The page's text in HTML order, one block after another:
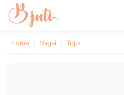
Home Nagai Tops